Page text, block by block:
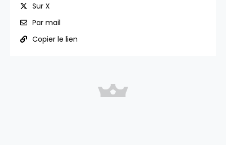
Sur X
Par mail
Copier le lien